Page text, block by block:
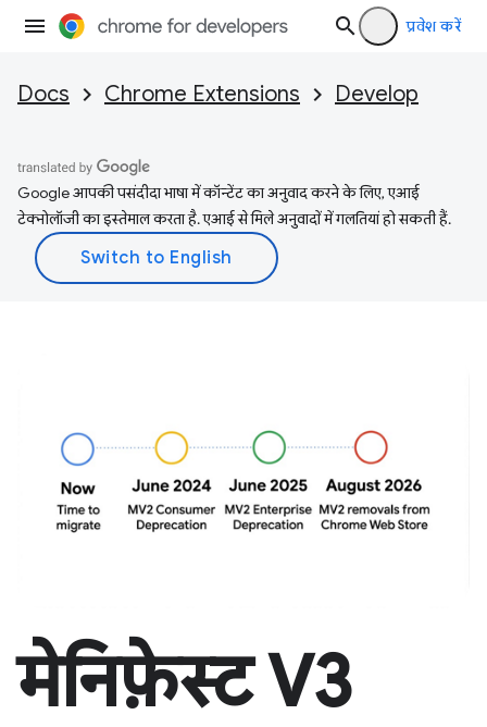
प्रवेश करें
Docs Chrome Extensions Develop
Google आपकी पसंदीदा भाषा में कॉन्टेंट का अनुवाद करने के लिए, एआई
टेक्नोलॉजी का इस्तेमाल करता है. एआई से मिले अनुवादों में गलतियां हो सकती हैं.
मेनिफ़ेस्ट V3